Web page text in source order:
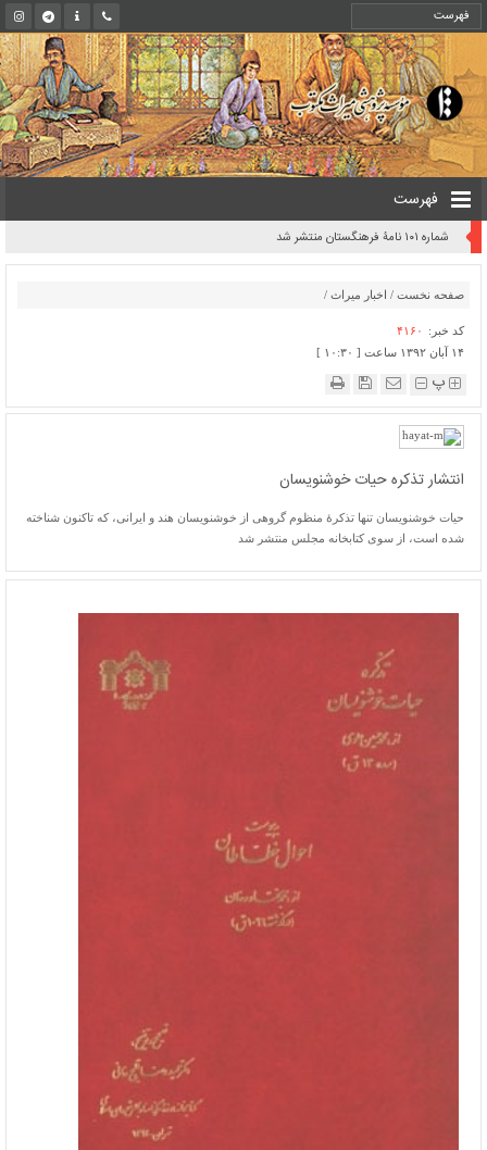
فهرست
شماره ۱۰۱ نامۀ فرهنگستان منتشر شد
صفحه نخست / اخبار میراث /
کد خبر:
۴۱۶۰
۱۴ آبان ۱۳۹۲ ساعت [ ۱۰:۳۰ ]
پ
انتشار تذکره حیات خوشنویسان
حیات خوشنویسان تنها تذکرۀ منظوم گروهی از خوشنویسان هند و ایرانی، که تاکنون شناخته
شده است، از سوی کتابخانه مجلس منتشر شد